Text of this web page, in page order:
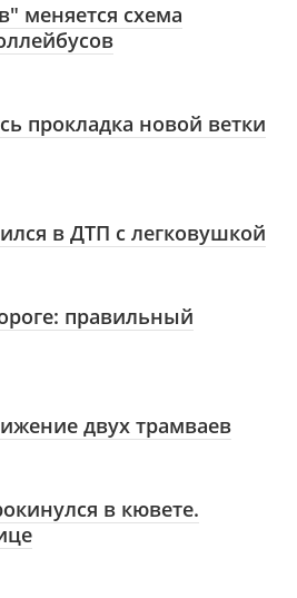
меняется схема
прокладка новой ветки
в ДТП с легковушкой
правильный
двух трамваев
в кювете.